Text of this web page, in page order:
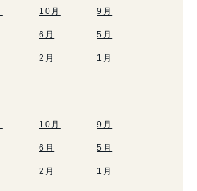
10月 9月
6月 5月
2月 1月
10月 9月
6月 5月
2月 1月